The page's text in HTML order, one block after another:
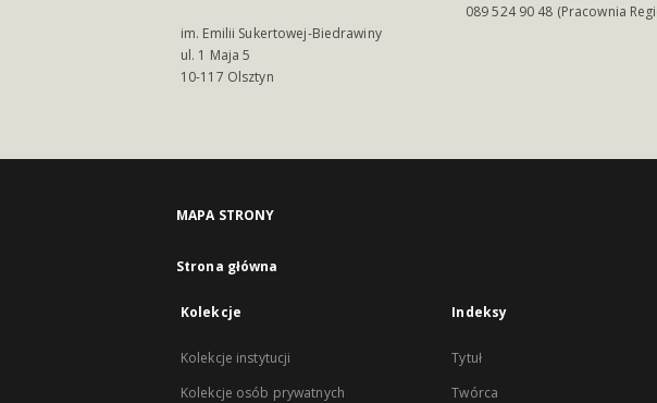
im. Emilii Sukertowej-Biedrawiny
ul. 1 Maja 5
10-117 Olsztyn
089 524 90 48 (Pracownia
MAPA STRONY
Strona główna
Kolekcje
Kolekcje instytucji
Kolekcje osób prywatnych
Indeksy
Tytuł
Twórca